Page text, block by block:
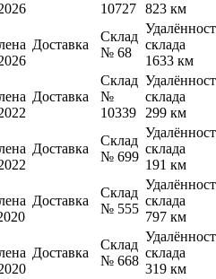
10727 823 км
Доставка
Склад
№ 68
склада
1633 км
Доставка
Склад
№
10339
склада
299 км
Доставка
Склад
№ 699
склада
191 км
Доставка
Склад
№ 555
склада
797 км
Доставка
Склад
№ 668
склада
319 км